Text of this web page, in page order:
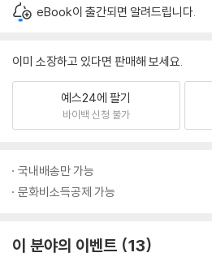
eBook이 출간되면 알려드립니다.
이미 소장하고 있다면 판매해 보세요.
예스24에 팔기
바이백 신청 불가
국내배송만 가능
문화비소득공제 가능
이 분야의 이벤트 13